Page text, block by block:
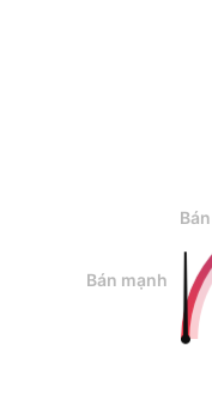
Bán
Bán mạnh